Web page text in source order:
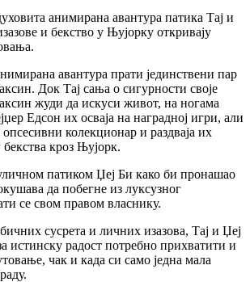
анимирана авантура патика Тај и
и бекство у Њујорку откривају
авантура прати јединствени пар
Док Тај сања о сигурности своје
жуди да искуси живот, на ногама
Едсон их осваја на наградној игри, али
колекционар и раздваја их
кроз Њујорк.
патиком Џеј Би како би пронашао
да побегне из луксузног
се свом правом власнику.
сусрета и личних изазова, Тај и Џеј
истинску радост потребно прихватити и
чак и када си само једна мала